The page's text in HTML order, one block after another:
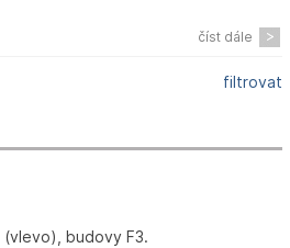
číst dále
filtrovat
(vlevo), budovy F3.